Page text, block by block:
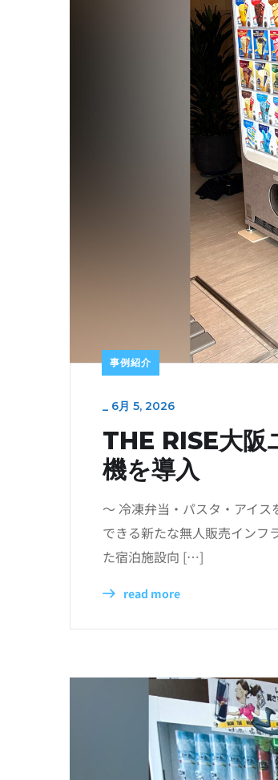
事例紹介
_ 6月 5, 2026
THE RISE大阪
機を導入
〜 冷凍弁当・パスタ・アイ
できる新たな無人販売インフ
た宿泊施設向 […]
read more